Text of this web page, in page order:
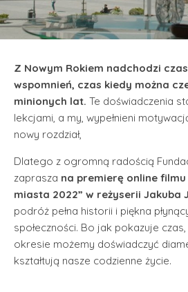
Z Nowym Rokiem nadchodzi
wspomnień, czas kiedy można
minionych lat. Te doświadczenia
lekcjami, a my, wypełnieni
nowy rozdział,
Dlatego z ogromną radością
zaprasza na premierę online
miasta 2022” w reżyserii Jakuba
podróż pełna historii i piękna
społeczności. Bo jak pokazuje
okresie możemy doświadczyć
kształtują nasze codzienne życie.